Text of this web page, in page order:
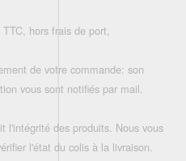
hors frais de port,
de votre commande: son
vous sont notifiés par mail.
l'intégrité des produits. Nous vous
l'état du colis à la livraison.